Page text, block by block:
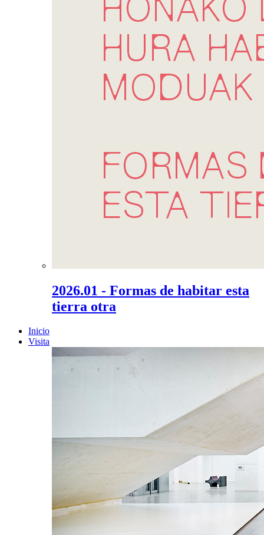
2026.01 - Formas de habitar esta
tierra otra
Inicio
Visita